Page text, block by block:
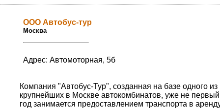
ООО Автобус-тур
Москва
Адрес: Автомоторная, 5б
Компания "Автобус-Тур", созданная на базе одного из
крупнейших в Москве автокомбинатов, уже не первый
год занимается предоставлением транспорта в